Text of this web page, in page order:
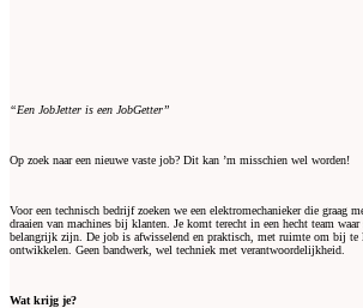
“Een JobJetter is een JobGetter”
Op zoek naar een nieuwe vaste job? Dit kan ’m misschien wel worden!
Voor een technisch bedrijf zoeken we een elektromechanieker die graag
draaien van machines bij klanten. Je komt terecht in een hecht team
belangrijk zijn. De job is afwisselend en praktisch, met ruimte om bij te
ontwikkelen. Geen bandwerk, wel techniek met verantwoordelijkheid.
Wat krijg je?